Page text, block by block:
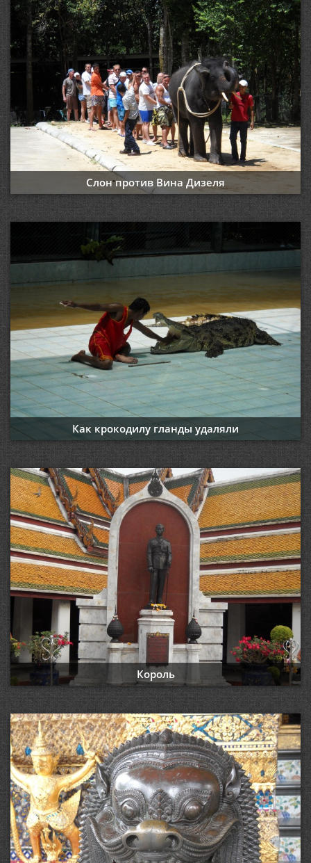
Слон против Вина Дизеля
Как крокодилу гланды удаляли
Король